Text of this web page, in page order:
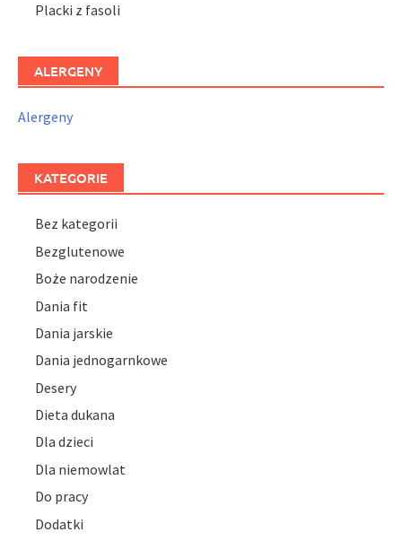
Placki z fasoli
ALERGENY
Alergeny
KATEGORIE
Bez kategorii
Bezglutenowe
Boże narodzenie
Dania fit
Dania jarskie
Dania jednogarnkowe
Desery
Dieta dukana
Dla dzieci
Dla niemowlat
Do pracy
Dodatki